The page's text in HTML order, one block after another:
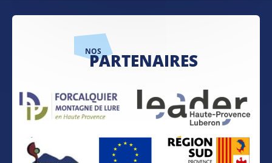
NOS
PARTENAIRES